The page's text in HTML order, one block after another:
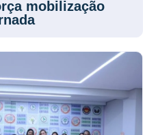
mobilização